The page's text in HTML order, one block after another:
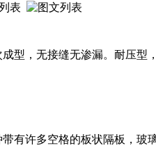
型，无接缝无渗漏。耐压型
有许多空格的板状隔板，玻